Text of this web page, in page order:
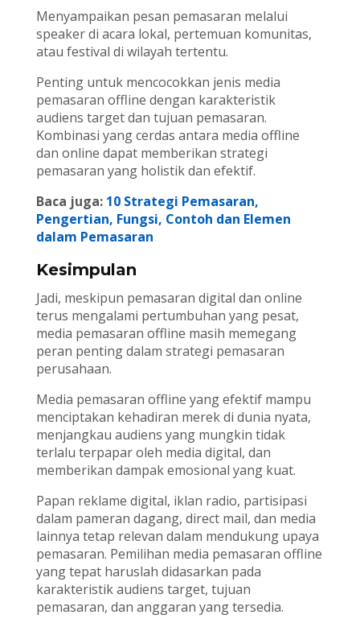
Menyampaikan pesan pemasaran melalui
speaker di acara lokal, pertemuan komunitas,
atau festival di wilayah tertentu.
Penting untuk mencocokkan jenis media
pemasaran offline dengan karakteristik
audiens target dan tujuan pemasaran.
Kombinasi yang cerdas antara media offline
dan online dapat memberikan strategi
pemasaran yang holistik dan efektif.
Baca juga: 10 Strategi Pemasaran,
Pengertian, Fungsi, Contoh dan Elemen
dalam Pemasaran
Kesimpulan
Jadi, meskipun pemasaran digital dan online
terus mengalami pertumbuhan yang pesat,
media pemasaran offline masih memegang
peran penting dalam strategi pemasaran
perusahaan.
Media pemasaran offline yang efektif mampu
menciptakan kehadiran merek di dunia nyata,
menjangkau audiens yang mungkin tidak
terlalu terpapar oleh media digital, dan
memberikan dampak emosional yang kuat.
Papan reklame digital, iklan radio, partisipasi
dalam pameran dagang, direct mail, dan media
lainnya tetap relevan dalam mendukung upaya
pemasaran. Pemilihan media pemasaran offline
yang tepat haruslah didasarkan pada
karakteristik audiens target, tujuan
pemasaran, dan anggaran yang tersedia.